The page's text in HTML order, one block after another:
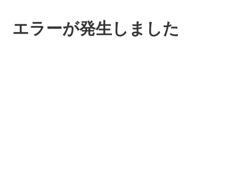
エラーが発生しました